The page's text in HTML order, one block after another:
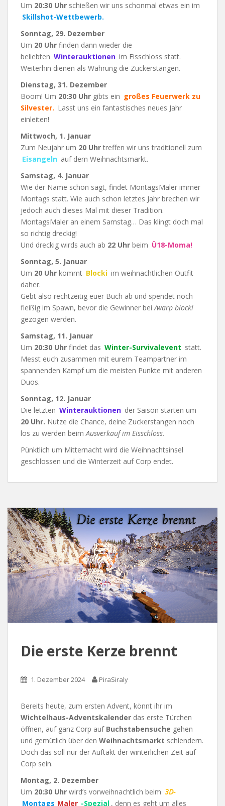
Um 20:30 Uhr schießen wir uns schonmal etwas ein im
Skillshot-Wettbewerb.
Sonntag, 29. Dezember
Um 20 Uhr finden dann wieder die
beliebten Winterauktionen im Eisschloss statt.
Weiterhin dienen als Währung die Zuckerstangen.
Dienstag, 31. Dezember
Boom! Um 20:30 Uhr gibts ein großes Feuerwerk zu
Silvester. Lasst uns ein fantastisches neues Jahr
einleiten!
Mittwoch, 1. Januar
Zum Neujahr um 20 Uhr treffen wir uns traditionell zum
Eisangeln auf dem Weihnachtsmarkt.
Samstag, 4. Januar
Wie der Name schon sagt, findet MontagsMaler immer
Montags statt. Wie auch schon letztes Jahr brechen wir
jedoch auch dieses Mal mit dieser Tradition.
MontagsMaler an einem Samstag… Das klingt doch mal
so richtig dreckig!
Und dreckig wirds auch ab 22 Uhr beim Ü18-Moma!
Sonntag, 5. Januar
Um 20 Uhr kommt Blocki im weihnachtlichen Outfit
daher.
Gebt also rechtzeitig euer Buch ab und spendet noch
fleißig im Spawn, bevor die Gewinner bei/warp blocki
gezogen werden.
Samstag, 11. Januar
Um 20:30 Uhr findet das Winter-Survivalevent statt.
Messt euch zusammen mit eurem Teampartner im
spannenden Kampf um die meisten Punkte mit anderen
Duos.
Sonntag, 12. Januar
Die letzten Winterauktionen der Saison starten um
20 Uhr. Nutze die Chance, deine Zuckerstangen noch
los zu werden beimAusverkauf im Eisschloss.
Pünktlich um Mitternacht wird die Weihnachtsinsel
geschlossen und die Winterzeit auf Corp endet.
Die erste Kerze brennt
1. Dezember 2024 PiraSiraly
Bereits heute, zum ersten Advent, könnt ihr im
Wichtelhaus-Adventskalender das erste Türchen
öffnen, auf ganz Corp auf Buchstabensuche gehen
und gemütlich über den Weihnachtsmarkt schlendern.
Doch das soll nur der Auftakt der winterlichen Zeit auf
Corp sein.
Montag, 2. Dezember
Um 20:30 Uhr wird’s vorweihnachtlich beim 3D-
Montags Maler -Spezial , denn es geht um alles